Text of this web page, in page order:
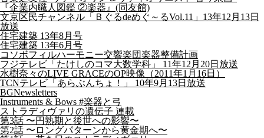
『企業内職人図鑑 ②楽器』(同友館)
文京区民チャンネル「Ｂぐるdeめぐ～るVol.11」13年12月13日
放送
住宅建築 13年8月号
住宅建築 13年6月号
コソボフィルハーモニー交響楽団楽器整備計画
フジテレビ「たけしのコマ大数学科」 11年12月20日放送
水樹奈々のLIVE GRACEのOP映像（2011年1月16日）
TCNテレビ「あらぶんちょ！」 10年9月13日放送
BGNewsletters
Instruments & Bows #楽器と弓
ストラディヴァリの遺伝子 連載
第3話 〜円熟期と後世への影響〜
第2話 〜ロングパターンから黄金期へ〜